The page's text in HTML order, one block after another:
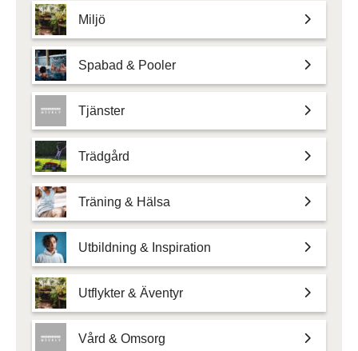
Miljö
Spabad & Pooler
Tjänster
Trädgård
Träning & Hälsa
Utbildning & Inspiration
Utflykter & Äventyr
Vård & Omsorg